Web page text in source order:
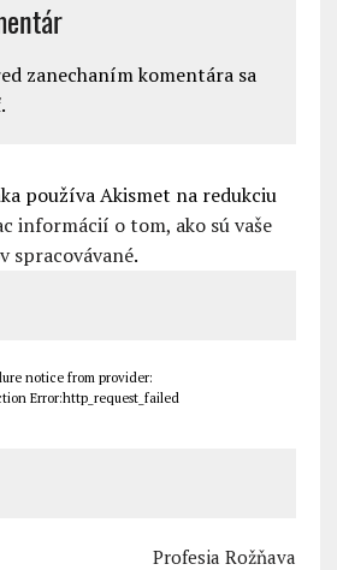
zanechaním komentára sa
.
používa Akismet na redukciu
informácií o tom, ako sú vaše
spracovávané.
notice from provider:
Error:http_request_failed
Profesia Rožňava